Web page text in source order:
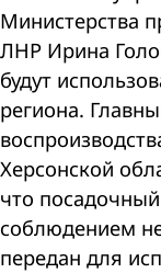
Министерства
ЛНР Ирина
будут
региона.
Херсонской
что
соблюдением
передан для